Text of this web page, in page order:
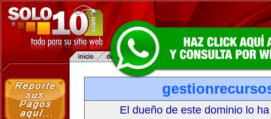
El dueño de este dominio lo